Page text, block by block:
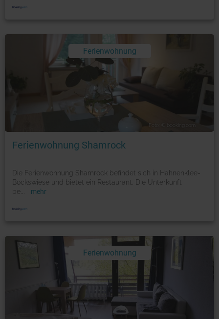
Ferienwohnung
Foto: © booking.com
Ferienwohnung Shamrock
Die Ferienwohnung Shamrock befindet sich in Hahnenklee-
Bockswiese und bietet ein Restaurant. Die Unterkunft
be
mehr
Ferienwohnung